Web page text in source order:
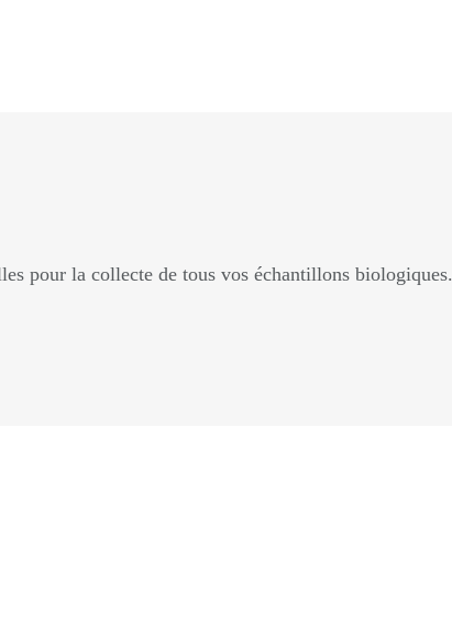
pour la collecte de tous vos échantillons biologiques.